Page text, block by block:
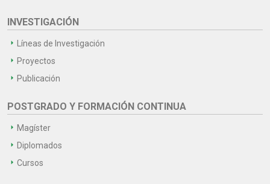
INVESTIGACIÓN
Líneas de Investigación
Proyectos
Publicación
POSTGRADO Y FORMACIÓN CONTINUA
Magíster
Diplomados
Cursos